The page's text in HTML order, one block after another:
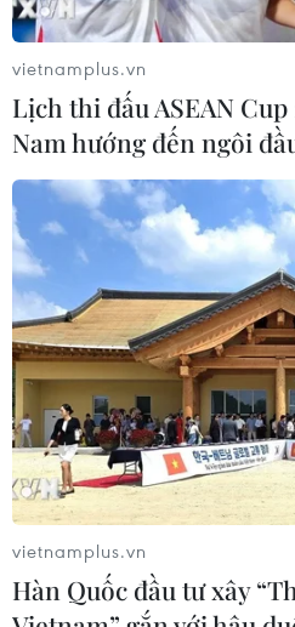
#Người di cư #COVID-19
#Biên giới Mỹ-Mexico
Theo dõi VietnamPlus
TIN LIÊN QUAN
vietnamplus.vn
Lịch thi đấu ASEAN
Nam hướng đến ngôi
vietnamplus.vn
Hàn Quốc đầu tư xây